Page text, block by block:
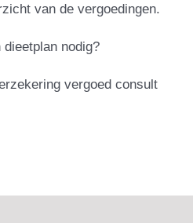
van de vergoedingen.
nodig?
vergoed consult